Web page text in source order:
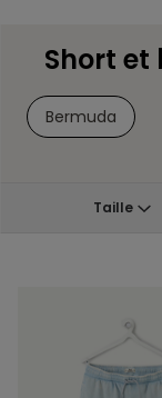
Short
Bermuda
Taille